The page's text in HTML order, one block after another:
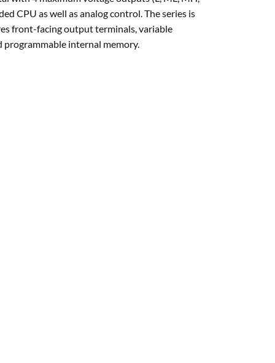
CPU as well as analog control. The series is
front-facing output terminals, variable
internal memory.